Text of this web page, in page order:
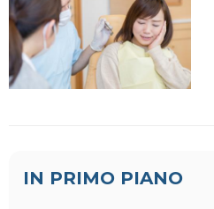
IN PRIMO PIANO